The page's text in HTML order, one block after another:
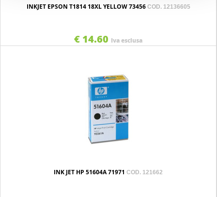
INKJET EPSON T1814 18XL YELLOW 73456 COD. 12136605
€ 14.60 Iva esclusa
INK JET HP 51604A 71971 COD. 121662